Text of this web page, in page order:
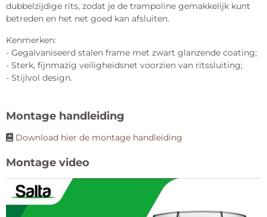
dubbelzijdige rits, zodat je de trampoline gemakkelijk kunt
betreden en het net goed kan afsluiten.
Kenmerken:
- Gegalvaniseerd stalen frame met zwart glanzende coating;
- Sterk, fijnmazig veiligheidsnet voorzien van ritssluiting;
- Stijlvol design.
Montage handleiding
Download hier de montage handleiding
Montage video